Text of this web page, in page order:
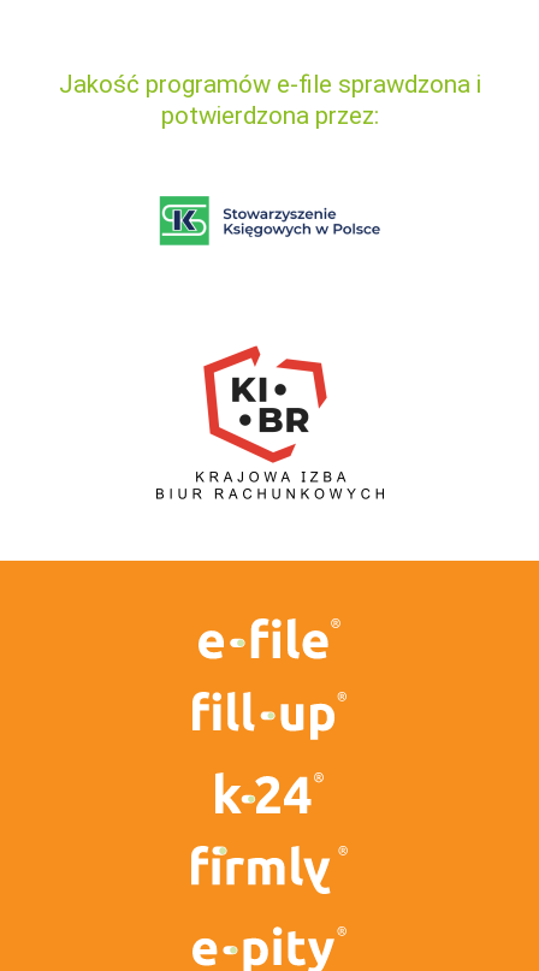
Jakość programów e-file sprawdzona i
potwierdzona przez: